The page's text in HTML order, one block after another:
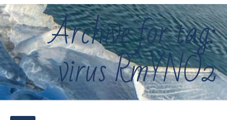
Archive for tag:
virus RmYNO2